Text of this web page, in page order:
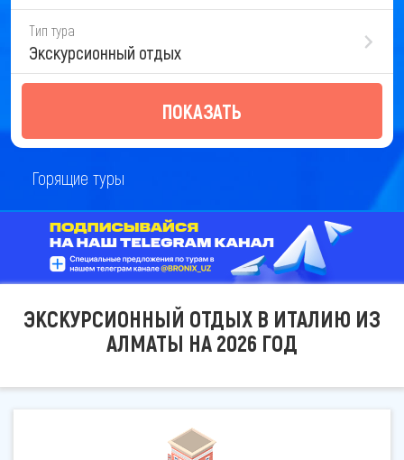
Тип тура
Экскурсионный отдых
ПОКАЗАТЬ
Горящие туры
ЭКСКУРСИОННЫЙ ОТДЫХ В ИТАЛИЮ ИЗ
АЛМАТЫ НА 2026 ГОД